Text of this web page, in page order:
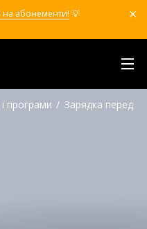
на абонементи! 💡
програми Зарядка перед